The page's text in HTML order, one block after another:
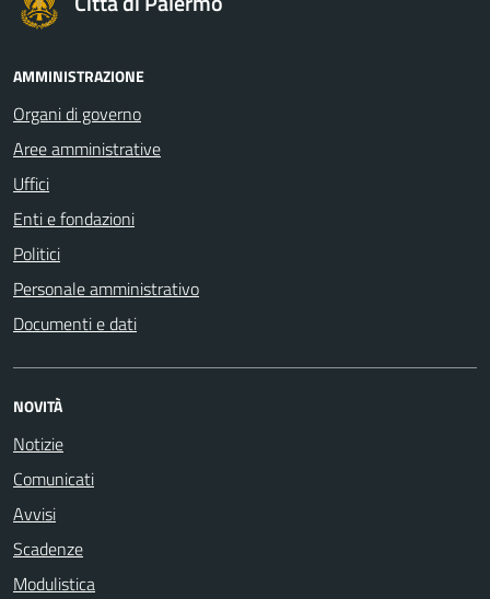
AMMINISTRAZIONE
Organi di governo
Aree amministrative
Uffici
Enti e fondazioni
Politici
Personale amministrativo
Documenti e dati
NOVITÀ
Notizie
Comunicati
Avvisi
Scadenze
Modulistica